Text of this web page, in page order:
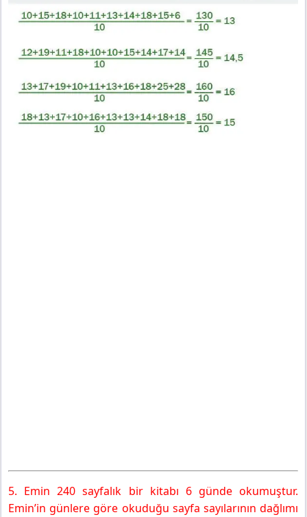
5. Emin 240 sayfalık bir kitabı 6 günde okumuştur.
Emin’in günlere göre okuduğu sayfa sayılarının dağlımı